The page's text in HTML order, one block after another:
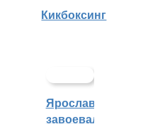
Кикбоксинг
Ярославцы
завоевали